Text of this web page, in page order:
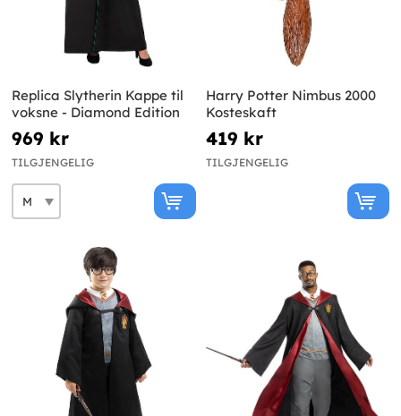
Replica Slytherin Kappe til
voksne - Diamond Edition
969 kr
TILGJENGELIG
Harry Potter Nimbus 2000
Kosteskaft
419 kr
TILGJENGELIG